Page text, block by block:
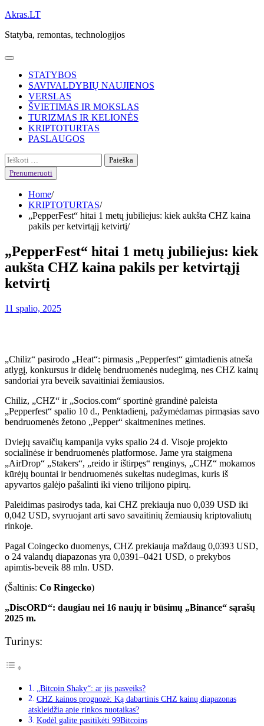
Skip
content
Akras.LT
Statyba, remontas, technologijos
STATYBOS
SAVIVALDYBIŲ NAUJIENOS
VERSLAS
ŠVIETIMAS IR MOKSLAS
TURIZMAS IR KELIONĖS
KRIPTOTURTAS
PASLAUGOS
Ieškoti:
Prenumeruoti
Home
KRIPTOTURTAS
„PepperFest“ hitai 1 metų jubiliejus: kiek aukšta CHZ kaina
pakils per ketvirtąjį ketvirtį
„PepperFest“ hitai 1 metų jubiliejus: kiek
aukšta CHZ kaina pakils per ketvirtąjį
ketvirtį
11 spalio, 2025
„Chiliz“ pasirodo „Heat“: pirmasis „Pepperfest“ gimtadienis atneša
atlygį, konkursus ir didelę bendruomenės nudegimą, nes CHZ kainų
sandoriai yra beveik savaitiniai žemiausios.
Chiliz, „CHZ“ ir „Socios.com“ sportinė grandinė paleista
„Pepperfest“ spalio 10 d., Penktadienį, pažymėdamas pirmąsias savo
bendruomenės žetono „Pepper“ skaitmenines metines.
Dviejų savaičių kampanija vyks spalio 24 d. Visoje projekto
socialinėse ir bendruomenės platformose. Jame yra staigmena
„AirDrop“ „Stakers“, „reido ir ištirpęs“ renginys, „CHZ“ mokamos
kūrėjų bountai ir bendruomenės sukeltas nudegimas, kuris iš
apyvartos galėjo pašalinti iki vieno trilijono pipirų.
Paleidimas pasirodys tada, kai CHZ prekiauja nuo 0,039 USD iki
0,042 USD, svyruojant arti savo savaitinių žemiausių kriptovaliutų
rinkoje.
Pagal Coingecko duomenys, CHZ prekiauja maždaug 0,0393 USD,
o 24 valandų diapazonas yra 0,0391–0421 USD, o prekybos
apimtis-beveik 88 mln. USD.
(Šaltinis: Co Ringecko)
„DiscORD“: daugiau nei 16 naujų ir būsimų „Binance“ sąrašų
2025 m.
Turinys:
„Bitcoin Shaky“: ar jis pasveiks?
CHZ kainos prognozė: Ką dabartinis CHZ kainų diapazonas
atskleidžia apie rinkos nuotaikas?
Kodėl galite pasitikėti 99Bitcoins